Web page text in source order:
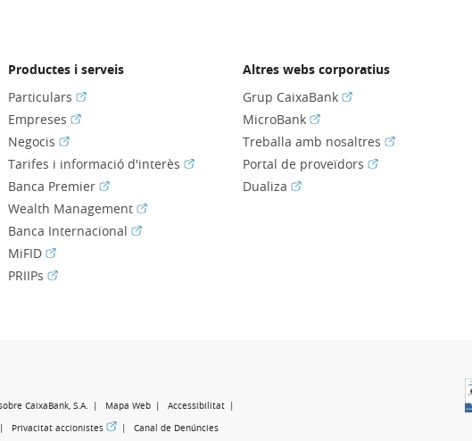
nova)
Productes i serveis
Particulars (Obre en finestra nova)
Empreses (Obre en finestra nova)
Negocis (Obre en finestra nova)
Tarifes i informació d'interès (Obre en finestra nova)
Banca Premier (Obre en finestra nova)
Wealth Management (Obre en finestra nova)
Banca Internacional (Obre en finestra nova)
MiFID (Obre en finestra nova)
PRIIPs (Obre en finestra nova)
Altres webs corporatius
Grup CaixaBank(Obre en finestra nova)
MicroBank(Obre en finestra nova)
Treballa amb nosaltres(Obre en
Portal de proveïdors(Obre en finestra
Dualiza(Obre en finestra nova)
CaixaBank, S.A. Mapa Web
Accessibilitat
en finestra nova)
Privacitat accionistes (Obre en finestra nova)
Canal de Denúncies